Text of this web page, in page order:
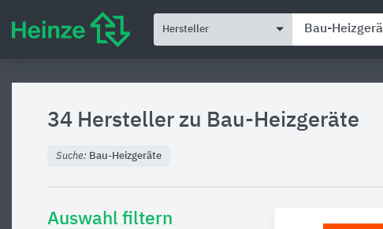
Hersteller
34 Hersteller zu Bau-Heizgeräte
Suche: Bau-Heizgeräte
Auswahl filtern